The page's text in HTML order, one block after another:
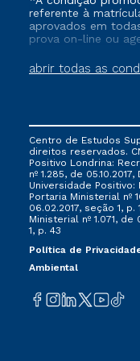
abrir todas as
referente à
aprovados em
prova on-line ou
vigente, que ainda
tenham cancelado
via FIES, Prouni e
não se acumula
ofertada pela
Centro de Estudos
direitos reservados.
Positivo Londrina:
nº 1.285, de 05.10.2017,
Universidade
Portaria Ministerial nº
06.02.2017, seção 1,
Ministerial nº 1.071, de
1, p. 43
Política de
Ambiental